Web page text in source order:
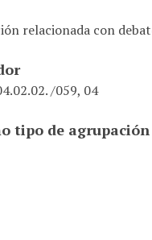
relacionada con
/059, 04
tipo de